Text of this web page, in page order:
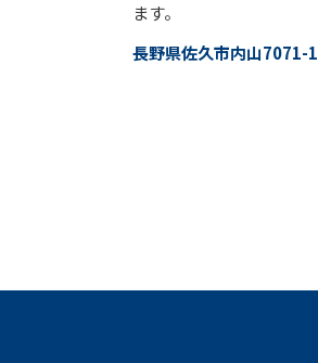
ます。
長野県佐久市内山7071-1